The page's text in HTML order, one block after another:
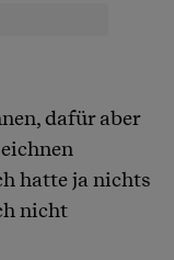
dafür aber
hatte ja nichts
nicht